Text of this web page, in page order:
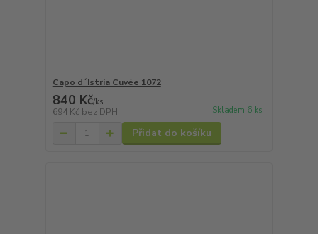
Capo d´Istria Cuvée 1072
840 Kč/ks
694 Kč bez DPH Skladem 6 ks
Přidat do košíku